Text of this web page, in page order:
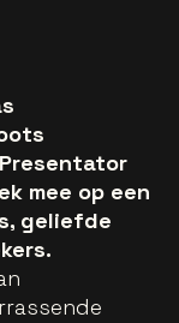
mee op een
geliefde